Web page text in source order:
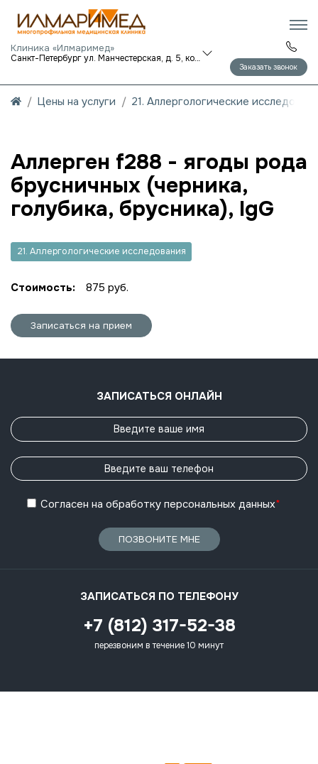
Клиника «Илмаримед»
Санкт-Петербург ул. Манчестерская, д. 5, корп. 1
Заказать звонок
Цены на услуги 21. Аллергологические
Аллерген f288 - ягоды рода
брусничных (черника,
голубика, брусника), IgG
21. Аллергологические исследования
Стоимость: 875 руб.
Записаться на прием
ЗАПИСАТЬСЯ ОНЛАЙН
Согласен на обработку персональных данных*
ПОЗВОНИТЕ МНЕ
ЗАПИСАТЬСЯ ПО ТЕЛЕФОНУ
+7 (812) 317-52-38
перезвоним в течение 10 минут